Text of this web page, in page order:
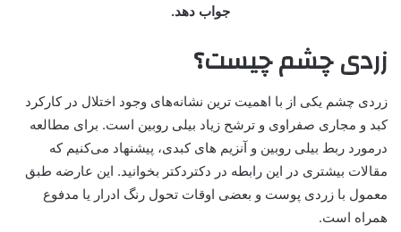
جواب دهد.
زردیچشم چیست؟
زردی چشم یکی از با اهمیت ترین نشانه‌های وجود اختلال در کارکرد
کبد و مجاری صفراوی و ترشح زیاد بیلی روبین است. برای مطالعه
درمورد ربط بیلی روبین و آنزیم های کبدی، پیشنهاد می‌کنیم که
مقالات بیشتری در این رابطه در دکتردکتر بخوانید. این عارضه طبق
معمول با زردی پوست و بعضی اوقات تحول رنگ ادرار یا مدفوع
همراه است.